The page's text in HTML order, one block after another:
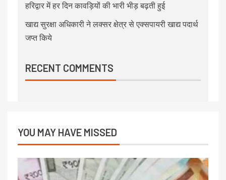
हरिद्वार में हर दिन कावड़ियों की भारी भीड़ बढ़ती हुई
खाद्य सुरक्षा अधिकारी ने लक्सर क्षेत्र से एक्सपायरी खाद्य पदार्थ
जप्त किये
RECENT COMMENTS
YOU MAY HAVE MISSED